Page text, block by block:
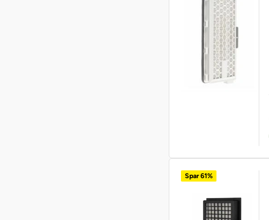
Spar 61%